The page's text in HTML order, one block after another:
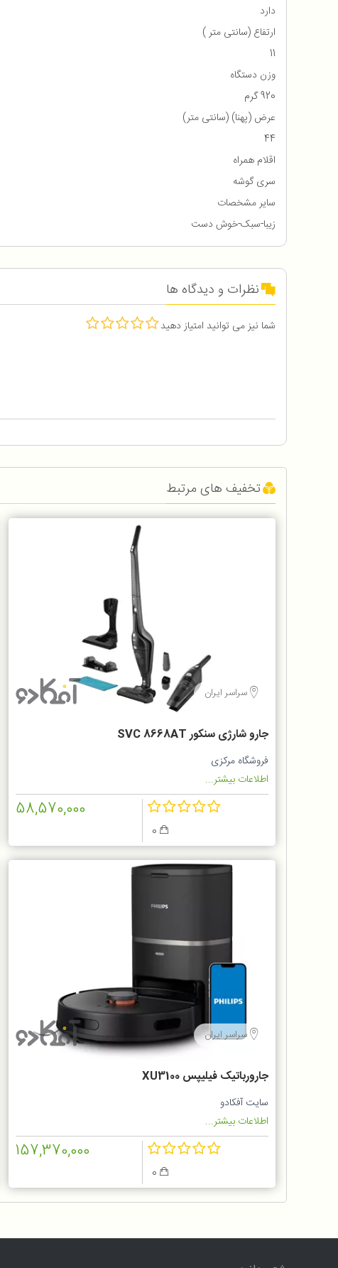
دارد
ارتفاع (سانتی متر )
11
وزن دستگاه
920 گرم
عرض (پهنا) (سانتی متر)
44
اقلام همراه
سری گوشه
سایر مشخصات
زیبا-سبک-خوش دست
نظرات و دیدگاه ها
شما نیز می توانید امتیاز دهید
تخفیف های مرتبط
سراسر ایران
جارو شارژی سنکور SVC 8668AT
فروشگاه مرکزی
اطلاعات بیشتر...
58,570,000
سراسر ایران
جارورباتیک فیلیپس XU3100
سایت آفکادو
اطلاعات بیشتر...
157,370,000